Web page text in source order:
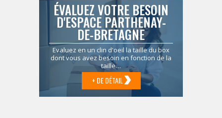
ÉVALUEZ VOTRE BESOIN
D'ESPACE PARTHENAY-
DE-BRETAGNE
Evaluez en un clin d'oeil la taille du box
dont vous avez besoin en fonction de la
taille…
+ DE DÉTAIL